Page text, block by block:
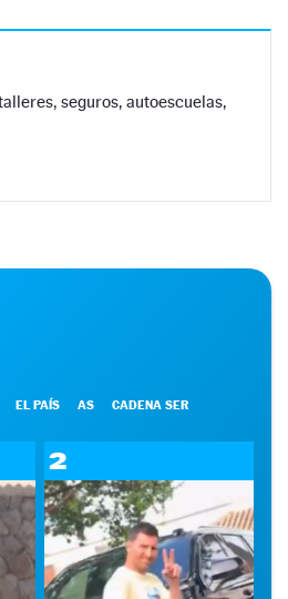
seguros, autoescuelas,
EL PAÍS AS CADENA SER
2